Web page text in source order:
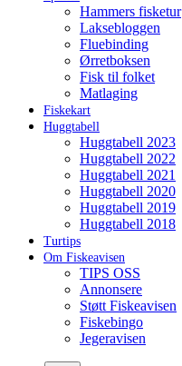
Hammers fisketur
Laksebloggen
Fluebinding
Ørretboksen
Fisk til folket
Matlaging
Fiskekart
Huggtabell
Huggtabell 2023
Huggtabell 2022
Huggtabell 2021
Huggtabell 2020
Huggtabell 2019
Huggtabell 2018
Turtips
Om Fiskeavisen
TIPS OSS
Annonsere
Støtt Fiskeavisen
Fiskebingo
Jegeravisen